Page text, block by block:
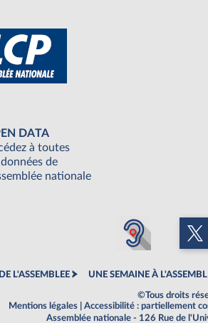
DATA
à toutes
données de
nationale
L'ASSEMBLEE UNE SEMAINE À
©Tous droits
Mentions légales
Accessibilité : partiellement
Assemblée nationale - 126 Rue de